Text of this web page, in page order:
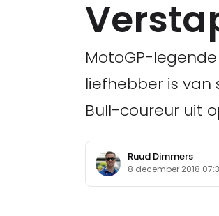
MotoGP-
liefhebber is
Bull-coureur uit
Ruud Dimmers
8 december 2018